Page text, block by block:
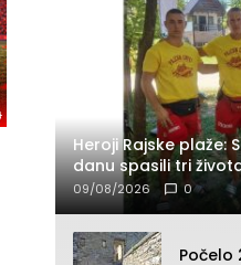
Heroji Rajske plaže:
danu spasili tri
09/08/2026 0
Počelo